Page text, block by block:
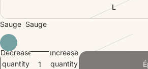
L
Sauge Sauge
Decrease
quantity
Increase
quantity